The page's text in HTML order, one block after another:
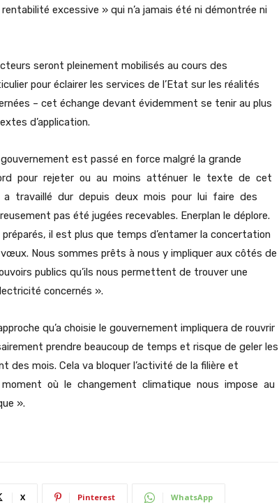
excessive » qui n’a jamais été ni démontrée ni
seront pleinement mobilisés au cours des
pour éclairer les services de l’Etat sur les réalités
– cet échange devant évidemment se tenir au plus
d’application.
est passé en force malgré la grande
pour rejeter ou au moins atténuer le texte de cet
a travaillé dur depuis deux mois pour lui faire des
pas été jugées recevables. Enerplan le déplore.
il est plus que temps d’entamer la concertation
Nous sommes prêts à nous y impliquer aux côtés de
publics qu’ils nous permettent de trouver une
concernés ».
qu’a choisie le gouvernement impliquera de rouvrir
prendre beaucoup de temps et risque de geler les
mois. Cela va bloquer l’activité de la filière et
où le changement climatique nous impose au
».
X Pinterest WhatsApp